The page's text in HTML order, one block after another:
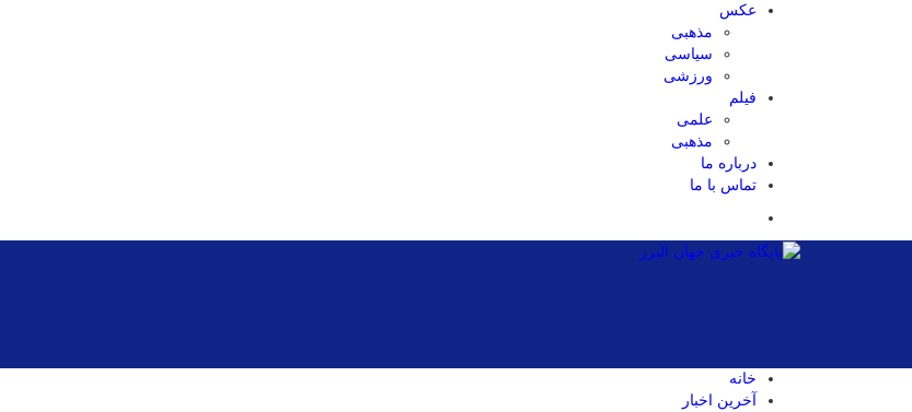
عکس
مذهبی
سیاسی
ورزشی
فیلم
علمی
مذهبی
درباره ما
تماس با ما
خانه
آخرین اخبار